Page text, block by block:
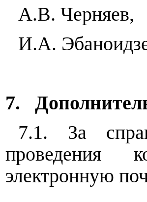
А.В. Черняев,
И.А.
7.
7.1. За
проведения
электронную